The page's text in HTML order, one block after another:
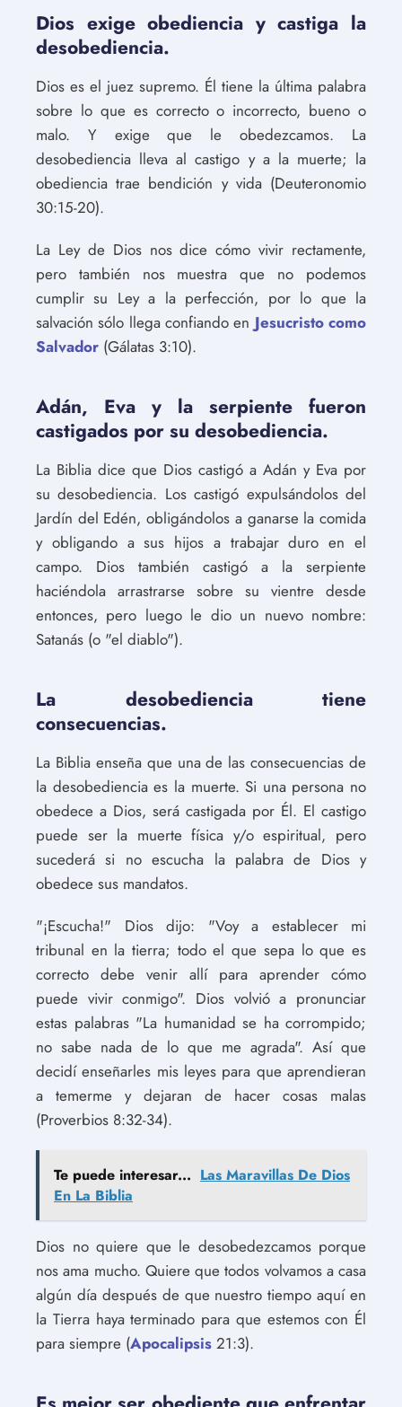
Dios exige obediencia y castiga la
desobediencia.
Dios es el juez supremo. Él tiene la última palabra
sobre lo que es correcto o incorrecto, bueno o
malo. Y exige que le obedezcamos. La
desobediencia lleva al castigo y a la muerte; la
obediencia trae bendición y vida (Deuteronomio
30:15-20).
La Ley de Dios nos dice cómo vivir rectamente,
pero también nos muestra que no podemos
cumplir su Ley a la perfección, por lo que la
salvación sólo llega confiando en Jesucristo como
Salvador (Gálatas 3:10).
Adán, Eva y la serpiente fueron
castigados por su desobediencia.
La Biblia dice que Dios castigó a Adán y Eva por
su desobediencia. Los castigó expulsándolos del
Jardín del Edén, obligándolos a ganarse la comida
y obligando a sus hijos a trabajar duro en el
campo. Dios también castigó a la serpiente
haciéndola arrastrarse sobre su vientre desde
entonces, pero luego le dio un nuevo nombre:
Satanás (o "el diablo").
La desobediencia tiene
consecuencias.
La Biblia enseña que una de las consecuencias de
la desobediencia es la muerte. Si una persona no
obedece a Dios, será castigada por Él. El castigo
puede ser la muerte física y/o espiritual, pero
sucederá si no escucha la palabra de Dios y
obedece sus mandatos.
"¡Escucha!" Dios dijo: "Voy a establecer mi
tribunal en la tierra; todo el que sepa lo que es
correcto debe venir allí para aprender cómo
puede vivir conmigo". Dios volvió a pronunciar
estas palabras "La humanidad se ha corrompido;
no sabe nada de lo que me agrada". Así que
decidí enseñarles mis leyes para que aprendieran
a temerme y dejaran de hacer cosas malas
(Proverbios 8:32-34).
Te puede interesar... Las Maravillas De Dios
En La Biblia
Dios no quiere que le desobedezcamos porque
nos ama mucho. Quiere que todos volvamos a casa
algún día después de que nuestro tiempo aquí en
la Tierra haya terminado para que estemos con Él
para siempre (Apocalipsis 21:3).